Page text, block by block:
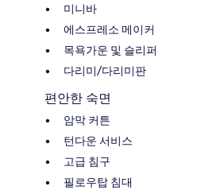
미니바
에스프레소 메이커
목욕가운 및 슬리퍼
다리미/다리미판
편안한 숙면
암막 커튼
턴다운 서비스
고급 침구
필로우탑 침대